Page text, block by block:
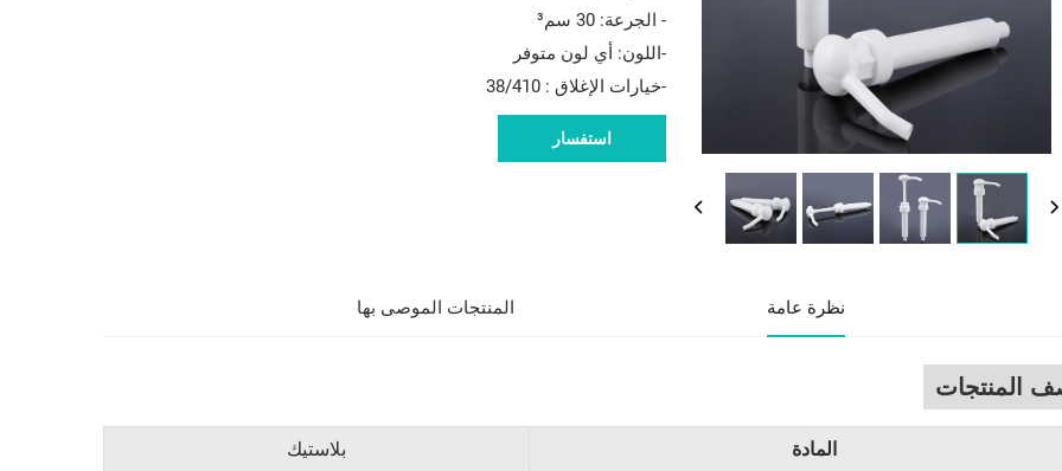
- الجرعة: 30 سم³
-اللون: أي لون متوفر
-خيارات الإغلاق : 38/410
استفسار
نظرة عامة المنتجات الموصى بها
المنتجات
المادة بلاستيك